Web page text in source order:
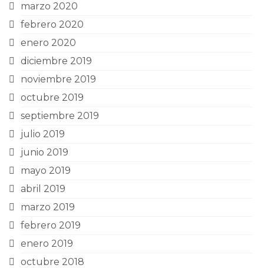
marzo 2020
febrero 2020
enero 2020
diciembre 2019
noviembre 2019
octubre 2019
septiembre 2019
julio 2019
junio 2019
mayo 2019
abril 2019
marzo 2019
febrero 2019
enero 2019
octubre 2018